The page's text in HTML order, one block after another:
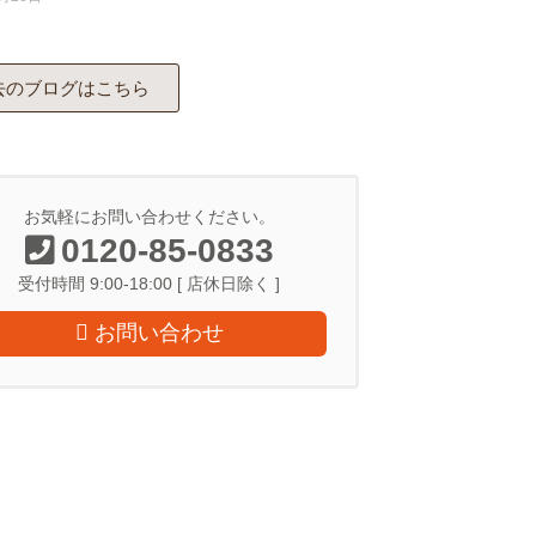
のブログはこちら
お気軽にお問い合わせください。
0120-85-0833
受付時間 9:00-18:00 [ 店休日除く ]
お問い合わせ